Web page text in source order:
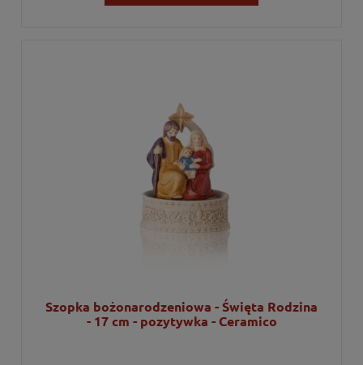
Szopka bożonarodzeniowa - Święta Rodzina
- 17 cm - pozytywka - Ceramico